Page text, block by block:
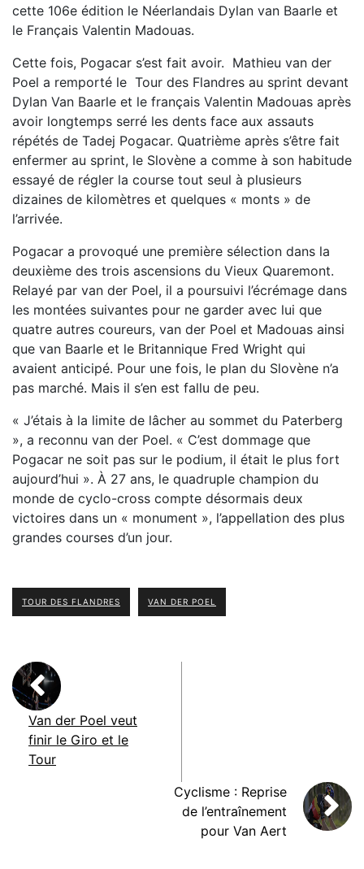
cette 106e édition le Néerlandais Dylan van Baarle et
le Français Valentin Madouas.
Cette fois, Pogacar s’est fait avoir. Mathieu van der
Poel a remporté le Tour des Flandres au sprint devant
Dylan Van Baarle et le français Valentin Madouas après
avoir longtemps serré les dents face aux assauts
répétés de Tadej Pogacar. Quatrième après s’être fait
enfermer au sprint, le Slovène a comme à son habitude
essayé de régler la course tout seul à plusieurs
dizaines de kilomètres et quelques « monts » de
l’arrivée.
Pogacar a provoqué une première sélection dans la
deuxième des trois ascensions du Vieux Quaremont.
Relayé par van der Poel, il a poursuivi l’écrémage dans
les montées suivantes pour ne garder avec lui que
quatre autres coureurs, van der Poel et Madouas ainsi
que van Baarle et le Britannique Fred Wright qui
avaient anticipé. Pour une fois, le plan du Slovène n’a
pas marché. Mais il s’en est fallu de peu.
« J’étais à la limite de lâcher au sommet du Paterberg
», a reconnu van der Poel. « C’est dommage que
Pogacar ne soit pas sur le podium, il était le plus fort
aujourd’hui ». À 27 ans, le quadruple champion du
monde de cyclo-cross compte désormais deux
victoires dans un « monument », l’appellation des plus
grandes courses d’un jour.
TOUR DES FLANDRES VAN DER POEL
Van der Poel veut
finir le Giro et le
Tour
Cyclisme : Reprise
de l’entraînement
pour Van Aert